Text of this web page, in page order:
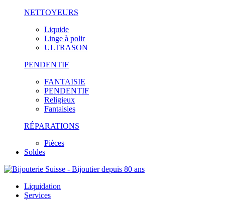
NETTOYEURS
Liquide
Linge à polir
ULTRASON
PENDENTIF
FANTAISIE
PENDENTIF
Religieux
Fantaisies
RÉPARATIONS
Pièces
Soldes
Liquidation
Services